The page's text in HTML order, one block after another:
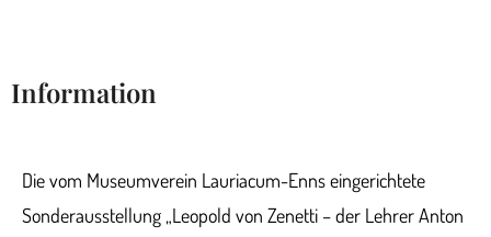
Information
Die vom Museumverein Lauriacum-Enns eingerichtete
Sonderausstellung „Leopold von Zenetti – der Lehrer Anton